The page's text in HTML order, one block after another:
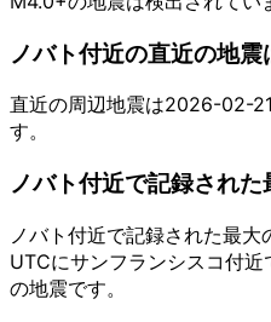
ノバト付近の直近の地震
直近の周辺地震は2026-02-
す。
ノバト付近で記録され
ノバト付近で記録された最
UTCにサンフランシスコ付
の地震です。